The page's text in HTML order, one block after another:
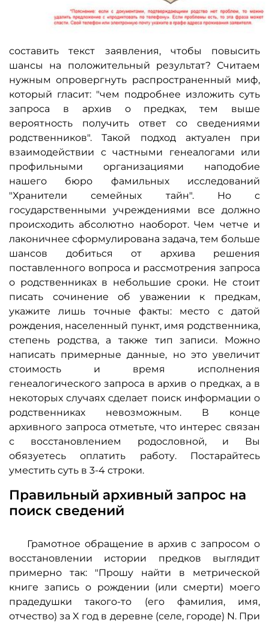
составить текст заявления, чтобы повысить
шансы на положительный результат? Считаем
нужным опровергнуть распространенный миф,
который гласит: "чем подробнее изложить суть
запроса в архив о предках, тем выше
вероятность получить ответ со сведениями
родственников". Такой подход актуален при
взаимодействии с частными генеалогами или
профильными организациями наподобие
нашего бюро фамильных исследований
"Хранители семейных тайн". Но с
государственными учреждениями все должно
происходить абсолютно наоборот. Чем четче и
лаконичнее сформулирована задача, тем больше
шансов добиться от архива решения
поставленного вопроса и рассмотрения запроса
о родственниках в небольшие сроки. Не стоит
писать сочинение об уважении к предкам,
укажите лишь точные факты: место с датой
рождения, населенный пункт, имя родственника,
степень родства, а также тип записи. Можно
написать примерные данные, но это увеличит
стоимость и время исполнения
генеалогического запроса в архив о предках, а в
некоторых случаях сделает поиск информации о
родственниках невозможным. В конце
архивного запроса отметьте, что интерес связан
с восстановлением родословной, и Вы
обязуетесь оплатить работу. Постарайтесь
уместить суть в 3-4 строки.
Правильный архивный запрос на
поиск сведений
Грамотное обращение в архив с запросом о
восстановлении истории предков выглядит
примерно так: "Прошу найти в метрической
книге запись о рождении (или смерти) моего
прадедушки такого-то (его фамилия, имя,
отчество) за X год в деревне (селе, городе) N. При